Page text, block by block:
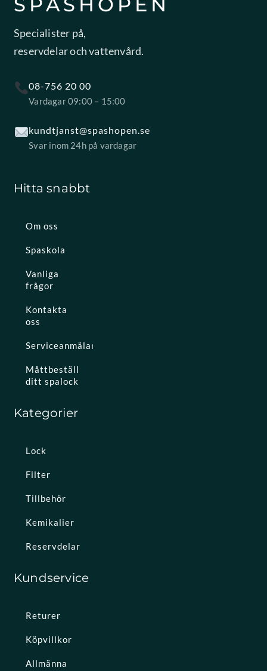
Specialister på,
reservdelar och vattenvård.
08-756 20 00
Vardagar 09:00 – 15:00
kundtjanst@spashopen.se
Svar inom 24h på vardagar
Hitta snabbt
Om oss
Spaskola
Vanliga
frågor
Kontakta
oss
Serviceanmälan
Måttbeställ
ditt spalock
Kategorier
Lock
Filter
Tillbehör
Kemikalier
Reservdelar
Kundservice
Returer
Köpvillkor
Allmänna